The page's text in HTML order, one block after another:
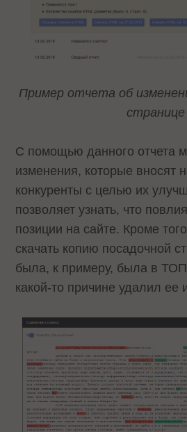
Пример отчета об
странице
С помощью данного отчета
изменения, которые вносят
конкуренты с целью их
позволяет узнать, что
позиции на сайте. Кроме
скачать копию посадочной
была, к примеру, была в
какой-то причине удалил ее